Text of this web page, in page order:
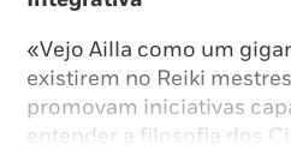
«Vejo Ailla como um
existirem no Reiki
promovam iniciativas
entender a filosofia dos